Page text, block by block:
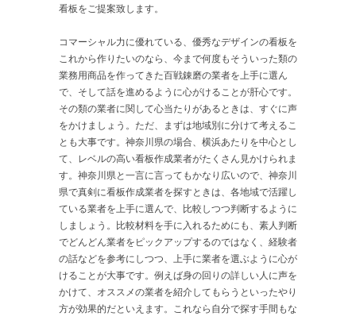
看板をご提案致します。
コマーシャル力に優れている、優秀なデザインの看板を
これから作りたいのなら、今まで何度もそういった類の
業務用商品を作ってきた百戦錬磨の業者を上手に選ん
で、そして話を進めるように心がけることが肝心です。
その類の業者に関して心当たりがあるときは、すぐに声
をかけましょう。ただ、まずは地域別に分けて考えるこ
とも大事です。神奈川県の場合、横浜あたりを中心とし
て、レベルの高い看板作成業者がたくさん見かけられま
す。神奈川県と一言に言ってもかなり広いので、神奈川
県で真剣に看板作成業者を探すときは、各地域で活躍し
ている業者を上手に選んで、比較しつつ判断するように
しましょう。比較材料を手に入れるためにも、素人判断
でどんどん業者をピックアップするのではなく、経験者
の話などを参考にしつつ、上手に業者を選ぶように心が
けることが大事です。例えば身の回りの詳しい人に声を
かけて、オススメの業者を紹介してもらうといったやり
方が効果的だといえます。これなら自分で探す手間もな